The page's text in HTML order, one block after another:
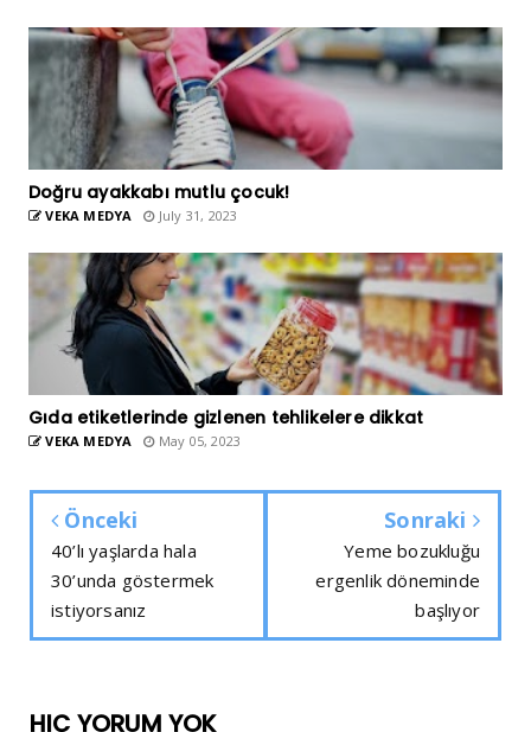
Doğru ayakkabı mutlu çocuk!
VEKA MEDYA July 31, 2023
Gıda etiketlerinde gizlenen tehlikelere dikkat
VEKA MEDYA May 05, 2023
Önceki
40’lı yaşlarda hala
30’unda göstermek
istiyorsanız
Sonraki
Yeme bozukluğu
ergenlik döneminde
başlıyor
HIÇ YORUM YOK